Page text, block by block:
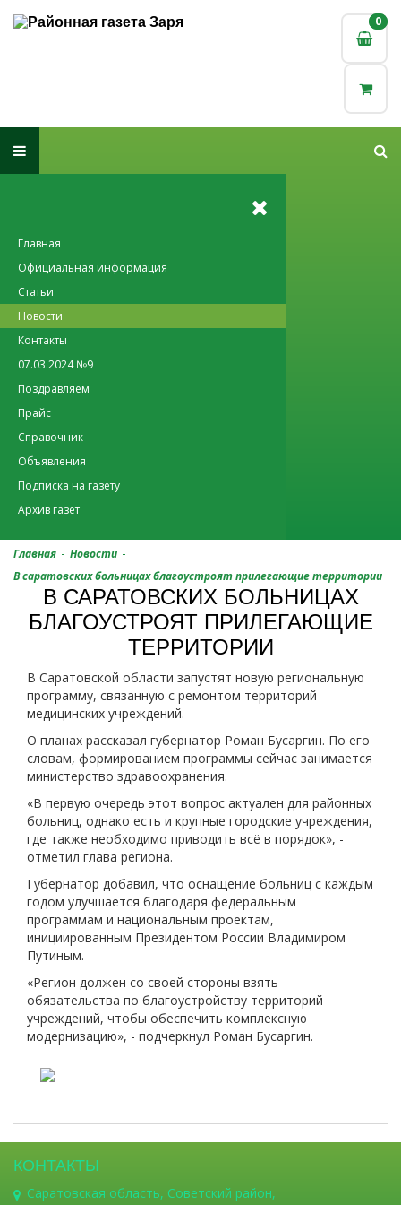
0
0
Главная
Официальная информация
Статьи
Новости
Контакты
07.03.2024 №9
Поздравляем
Прайс
Справочник
Объявления
Подписка на газету
Архив газет
Главная - Новости -
В саратовских больницах благоустроят прилегающие территории
В САРАТОВСКИХ БОЛЬНИЦАХ
БЛАГОУСТРОЯТ ПРИЛЕГАЮЩИЕ
ТЕРРИТОРИИ
В Саратовской области запустят новую региональную
программу, связанную с ремонтом территорий
медицинских учреждений.
О планах рассказал губернатор Роман Бусаргин. По его
словам, формированием программы сейчас занимается
министерство здравоохранения.
«В первую очередь этот вопрос актуален для районных
больниц, однако есть и крупные городские учреждения,
где также необходимо приводить всё в порядок», -
отметил глава региона.
Губернатор добавил, что оснащение больниц с каждым
годом улучшается благодаря федеральным
программам и национальным проектам,
инициированным Президентом России Владимиром
Путиным.
«Регион должен со своей стороны взять
обязательства по благоустройству территорий
учреждений, чтобы обеспечить комплексную
модернизацию», - подчеркнул Роман Бусаргин.
КОНТАКТЫ
Саратовская область, Советский район,